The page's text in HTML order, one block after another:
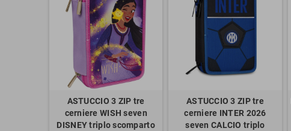
ASTUCCIO 3 ZIP tre
cerniere WISH seven
DISNEY triplo scomparto
ASTUCCIO 3 ZIP tre
cerniere INTER 2026
seven CALCIO triplo